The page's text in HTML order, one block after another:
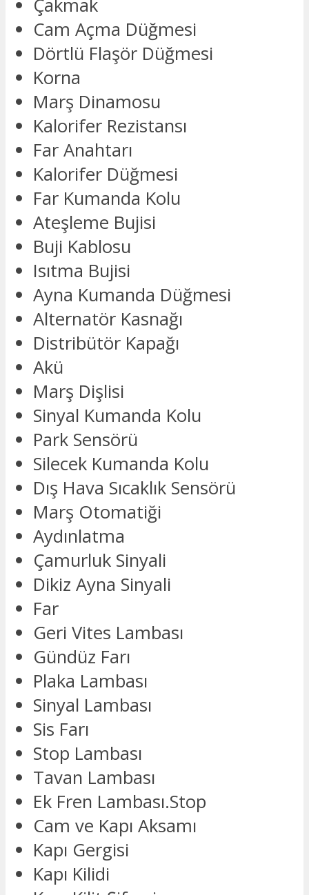
Çakmak
Cam Açma Düğmesi
Dörtlü Flaşör Düğmesi
Korna
Marş Dinamosu
Kalorifer Rezistansı
Far Anahtarı
Kalorifer Düğmesi
Far Kumanda Kolu
Ateşleme Bujisi
Buji Kablosu
Isıtma Bujisi
Ayna Kumanda Düğmesi
Alternatör Kasnağı
Distribütör Kapağı
Akü
Marş Dişlisi
Sinyal Kumanda Kolu
Park Sensörü
Silecek Kumanda Kolu
Dış Hava Sıcaklık Sensörü
Marş Otomatiği
Aydınlatma
Çamurluk Sinyali
Dikiz Ayna Sinyali
Far
Geri Vites Lambası
Gündüz Farı
Plaka Lambası
Sinyal Lambası
Sis Farı
Stop Lambası
Tavan Lambası
Ek Fren Lambası.Stop
Cam ve Kapı Aksamı
Kapı Gergisi
Kapı Kilidi